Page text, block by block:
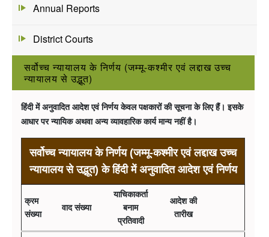
Annual Reports
District Courts
सर्वोच्च न्यायालय के निर्णय (जम्मू-कश्मीर एवं लद्दाख उच्च
न्यायालय से उद्भूत)
हिंदी में अनुवादित आदेश एवं निर्णय केवल पक्षकारों की सूचना के लिए हैं। इसके
आधार पर न्यायिक अथवा अन्य व्यावहारिक कार्य मान्य नहीं है।
सर्वोच्च न्यायालय के निर्णय (जम्मू-कश्मीर एवं लद्दाख उच्च
न्यायालय से उद्भूत) के हिंदी में अनुवादित आदेश एवं निर्णय
क्रम
संख्या
वाद संख्या
याचिकाकर्ता
बनाम
प्रतिवादी
आदेश की
तारीख